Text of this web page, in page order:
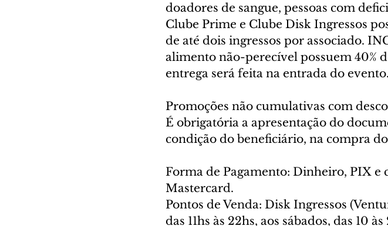
doadores de sangue, pessoas com
Clube Prime e Clube Disk Ingressos
de até dois ingressos por associado.
alimento não-perecível possuem 40%
entrega será feita na entrada do evento.
Promoções não cumulativas com
É obrigatória a apresentação do
condição do beneficiário, na compra
Forma de Pagamento: Dinheiro, PIX e
Mastercard.
Pontos de Venda: Disk Ingressos
das 11hs às 22hs, aos sábados, das 10